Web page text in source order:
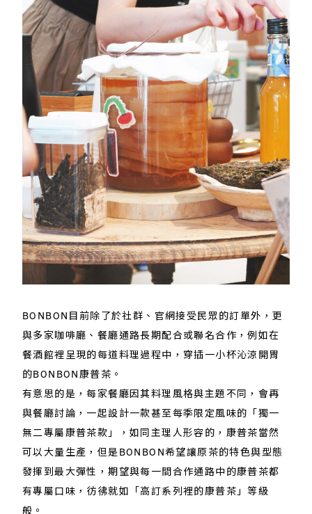
BONBON目前除了於社群、官網接受民眾的訂單外，更
與多家咖啡廳、餐廳通路長期配合或聯名合作，例如在
餐酒館裡呈現的每道料理過程中，穿插一小杯沁涼開胃
的BONBON康普茶。
有意思的是，每家餐廳因其料理風格與主題不同，會再
與餐廳討論，一起設計一款甚至每季限定風味的「獨一
無二專屬康普茶款」，如同主理人形容的，康普茶當然
可以大量生產，但是BONBON希望讓原茶的特色與型態
發揮到最大彈性，期望與每一間合作通路中的康普茶都
有專屬口味，彷彿就如「高訂系列裡的康普茶」等級
般。